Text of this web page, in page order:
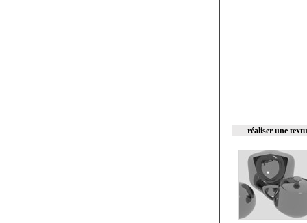
réaliser une